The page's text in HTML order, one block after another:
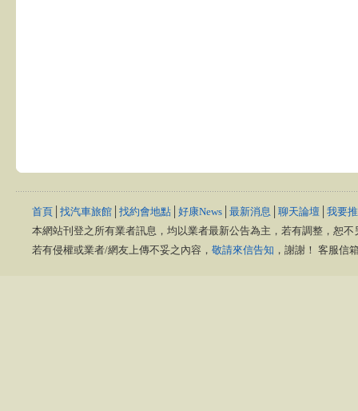
首頁 找汽車旅館 找約會地點 好康News 最新消息 聊天論壇 我要
本網站刊登之所有業者訊息，均以業者最新公告為主，若有調整，恕
若有侵權或業者/網友上傳不妥之內容， 敬請來信告知 ，謝謝！ 客服信